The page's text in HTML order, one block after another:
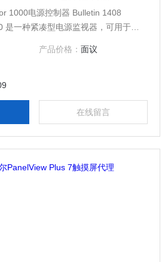
1000电源控制器 Bulletin 1408
一种紧凑型电源监视器，可用于负
实现辅助测量。我们的 PLC（PLC-
系列）可方便地与
信，以便在控制系统中使用
产品价格： 面议
在线留言